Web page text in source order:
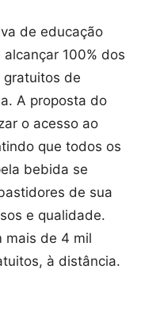
de educação
100% dos
gratuitos de
A proposta do
o acesso ao
que todos os
bebida se
de sua
e qualidade.
mais de 4 mil
à distância.